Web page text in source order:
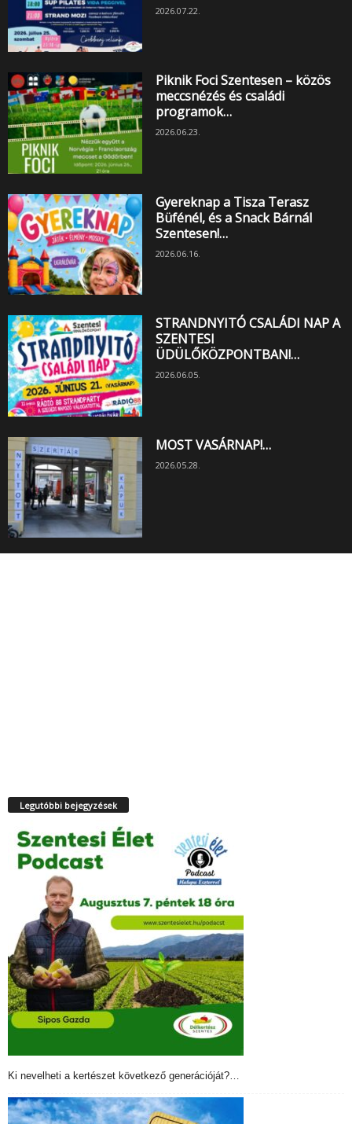
2026.07.22.
Piknik Foci Szentesen – közös
meccsnézés és családi
programok…
2026.06.23.
Gyereknap a Tisza Terasz
Büfénél, és a Snack Bárnál
Szentesen!…
2026.06.16.
STRANDNYITÓ CSALÁDI NAP A
SZENTESI
ÜDÜLŐKÖZPONTBAN!…
2026.06.05.
MOST VASÁRNAP!…
2026.05.28.
Legutóbbi bejegyzések
Ki nevelheti a kertészet következő generációját?…